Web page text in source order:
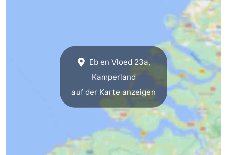
Eb en Vloed 23a,
Kamperland
auf der Karte anzeigen